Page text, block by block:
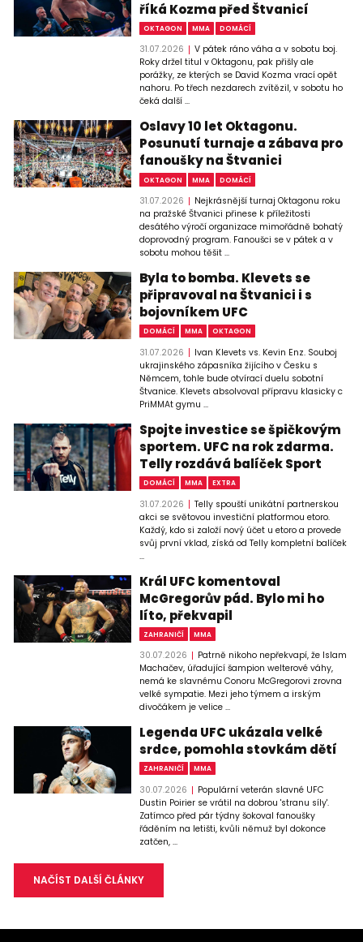
říká Kozma před Štvanicí
OKTAGON MMA DOMÁCÍ
31.07.2026
V pátek ráno váha a v sobotu boj.
Roky držel titul v Oktagonu, pak přišly ale
porážky, ze kterých se David Kozma vrací opět
nahoru. Po třech nezdarech zvítězil, v sobotu ho
čeká další ...
Oslavy 10 let Oktagonu.
Posunutí turnaje a zábava pro
fanoušky na Štvanici
OKTAGON MMA DOMÁCÍ
31.07.2026
Nejkrásnější turnaj Oktagonu roku
na pražské Štvanici přinese k příležitosti
desátého výročí organizace mimořádně bohatý
doprovodný program. Fanoušci se v pátek a v
sobotu mohou těšit ...
Byla to bomba. Klevets se
připravoval na Štvanici i s
bojovníkem UFC
DOMÁCÍ MMA OKTAGON
31.07.2026
Ivan Klevets vs. Kevin Enz. Souboj
ukrajinského zápasníka žijícího v Česku s
Němcem, tohle bude otvírací duelu sobotní
Štvanice. Klevets absolvoval přípravu klasicky c
PriMMAt gymu ...
Spojte investice se špičkovým
sportem. UFC na rok zdarma.
Telly rozdává balíček Sport
DOMÁCÍ MMA EXTRA
31.07.2026
Telly spouští unikátní partnerskou
akci se světovou investiční platformou etoro.
Každý, kdo si založí nový účet u etoro a provede
svůj první vklad, získá od Telly kompletní balíček
...
Král UFC komentoval
McGregorův pád. Bylo mi ho
líto, překvapil
ZAHRANIČÍ MMA
30.07.2026
Patrně nikoho nepřekvapí, že Islam
Machačev, úřadující šampion welterové váhy,
nemá ke slavnému Conoru McGregorovi zrovna
velké sympatie. Mezi jeho týmem a irským
divočákem je velice ...
Legenda UFC ukázala velké
srdce, pomohla stovkám dětí
ZAHRANIČÍ MMA
30.07.2026
Populární veterán slavné UFC
Dustin Poirier se vrátil na dobrou 'stranu síly'.
Zatímco před pár týdny šokoval fanoušky
řáděním na letišti, kvůli němuž byl dokonce
zatčen, ...
NAČÍST DALŠÍ ČLÁNKY